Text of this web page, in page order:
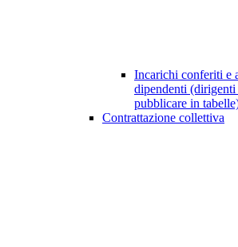
Incarichi conferiti e
dipendenti
pubblicare in
Contrattazione collettiva